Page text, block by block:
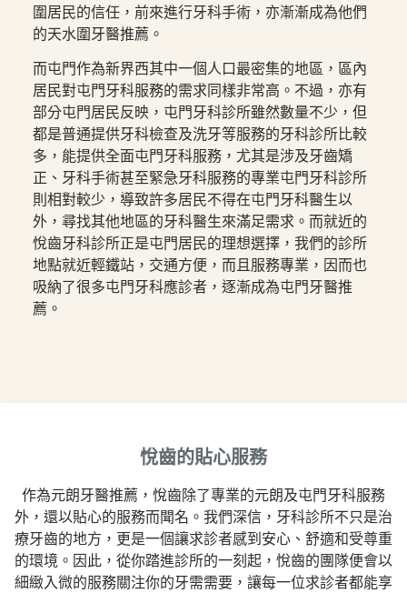
圍居民的信任，前來進行牙科手術，亦漸漸成為他們
的天水圍牙醫推薦。
而屯門作為新界西其中一個人口最密集的地區，區內
居民對屯門牙科服務的需求同樣非常高。不過，亦有
部分屯門居民反映，屯門牙科診所雖然數量不少，但
都是普通提供牙科檢查及洗牙等服務的牙科診所比較
多，能提供全面屯門牙科服務，尤其是涉及牙齒矯
正、牙科手術甚至緊急牙科服務的專業屯門牙科診所
則相對較少，導致許多居民不得在屯門牙科醫生以
外，尋找其他地區的牙科醫生來滿足需求。而就近的
悅齒牙科診所正是屯門居民的理想選擇，我們的診所
地點就近輕鐵站，交通方便，而且服務專業，因而也
吸納了很多屯門牙科應診者，逐漸成為屯門牙醫推
薦。
悅齒的貼心服務
作為元朗牙醫推薦，悅齒除了專業的元朗及屯門牙科服務
外，還以貼心的服務而聞名。我們深信，牙科診所不只是治
療牙齒的地方，更是一個讓求診者感到安心、舒適和受尊重
的環境。因此，從你踏進診所的一刻起，悅齒的團隊便會以
細緻入微的服務關注你的牙需需要，讓每一位求診者都能享